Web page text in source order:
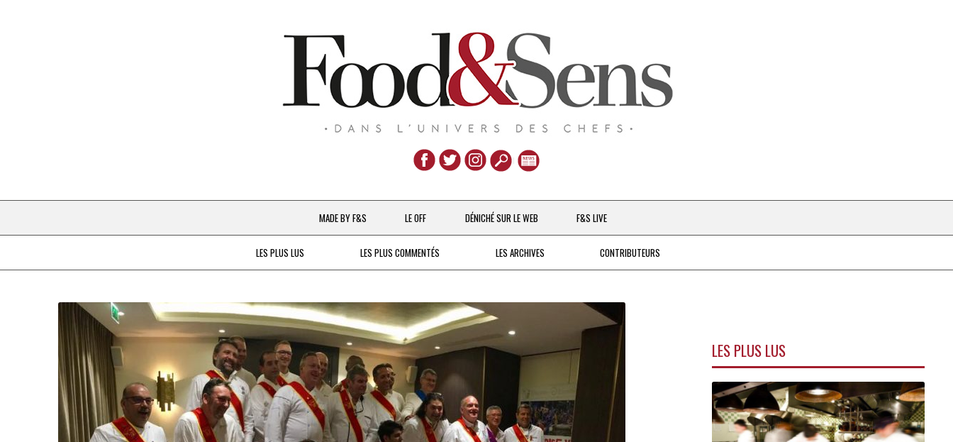
Aller
au
contenu
MADE BY F&S
CHEFS & ACTUALITÉS
À LA PETITE CUILLÈRE
DESTIN DE FEMME
V…DE VOYAGE
LE OFF DÉNICHÉ SUR LE WEB F&S LIVE
LES PLUS LUS LES PLUS COMMENTÉS LES ARCHIVES CONTRIBUTEURS
LES PLUS LUS